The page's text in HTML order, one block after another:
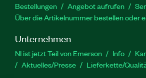
Bestellungen
Angebot aufrufen
Über die Artikelnummer bestellen oder
Unternehmen
NI ist jetzt Teil von Emerson Info
Aktuelles/Presse
Lieferkette/